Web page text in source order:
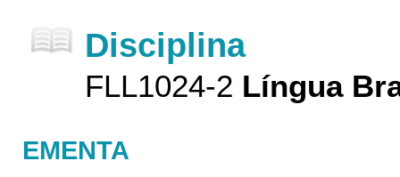
Disciplina
FLL1024-2 Língua
EMENTA